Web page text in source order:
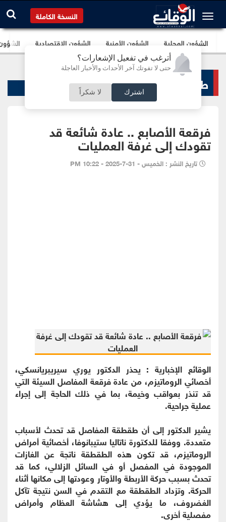
أترغب في تفعيل الإشعارات؟
حتى لا تفوتك آخر الأحداث والأخبار العاجلة
اشترك لا شكراً
النسخة الكاملة
الشؤون المحلية الشؤون الأمنية الشؤون الإقتصادية
طب و صحة
فرقعة الأصابع .. عادة شائعة قد
تقودك إلى غرفة العمليات
تاريخ النشر : الخميس - 31-7-2025 - 10:22 PM
الوقائع الإخبارية : يحذر الدكتور يوري سيريبريانسكي،
أخصائي الروماتيزم، من عادة فرقعة المفاصل السيئة التي
قد تنذر بعواقب وخيمة، بما في ذلك الحاجة إلى إجراء
عملية جراحية.
يشير الدكتور إلى أن طقطقة المفاصل قد تحدث لأسباب
متعددة. ووفقا للدكتورة ناتاليا ستيبانوفا، أخصائية أمراض
الروماتيزم، قد تكون هذه الطقطقة ناتجة عن الغازات
الموجودة في المفصل أو في السائل الزلالي، كما قد
تحدث بسبب حركة الأربطة والأوتار وعودتها إلى مكانها أثناء
الحركة. وتزداد الطقطقة مع التقدم في السن نتيجة تآكل
الغضروف، ما يؤدي إلى هشاشة العظام وأمراض
مفصلية أخرى.